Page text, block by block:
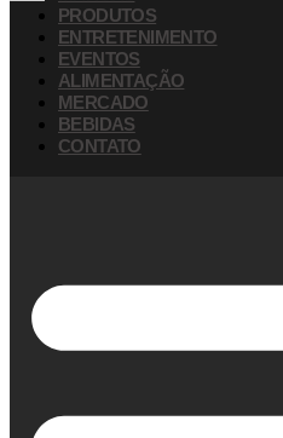
PRODUTOS
ENTRETENIMENTO
EVENTOS
ALIMENTAÇÃO
MERCADO
BEBIDAS
CONTATO